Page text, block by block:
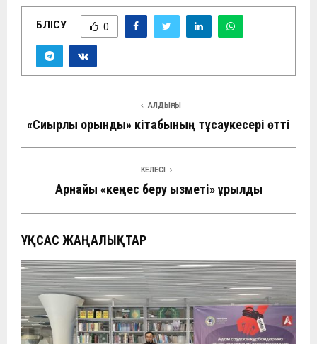
БӨЛІСУ 0
АЛДЫҢҒЫ
«Сиқырлы орындық» кітабының тұсаукесері өтті
КЕЛЕСІ
Арнайы «кеңес беру қызметі» құрылды
ҰҚСАС ЖАҢАЛЫҚТАР